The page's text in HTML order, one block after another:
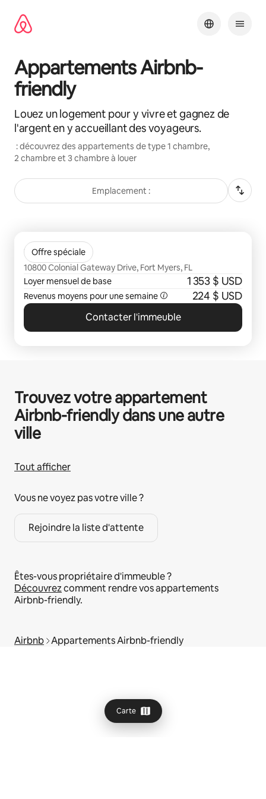
directement
Appartements Airbnb-
friendly
Louez un logement pour y vivre et gagnez de
l'argent en y accueillant des voyageurs.
: découvrez des appartements de type 1 chambre,
2 chambre et 3 chambre à louer
Emplacement :
Offre spéciale
The Hendry
10800 Colonial Gateway Drive, Fort Myers, FL
Loyer mensuel de base
1 353 $ USD
Revenus moyens pour une semaine 224 $ USD
Contacter l'immeuble
Carte
Trouvez votre appartement
Airbnb-friendly dans une autre
ville
Tout afficher
Vous ne voyez pas votre ville ?
Rejoindre la liste d'attente
Êtes-vous propriétaire d'immeuble ?
Découvrezcomment rendre vos appartements
Airbnb-friendly.
Airbnb Appartements Airbnb-friendly